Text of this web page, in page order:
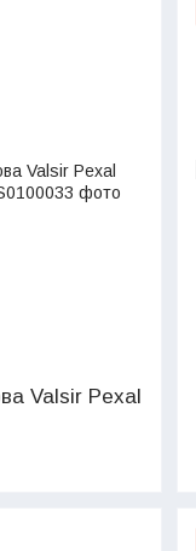
Valsir Pexal